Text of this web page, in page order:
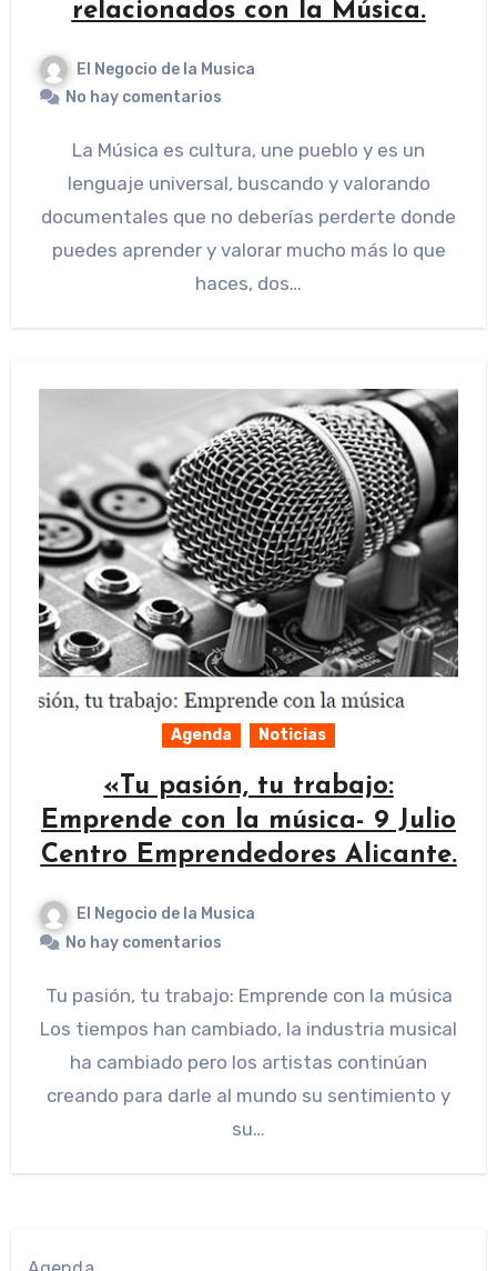
relacionados con la Música.
El Negocio de la Musica
No hay comentarios
La Música es cultura, une pueblo y es un
lenguaje universal, buscando y valorando
documentales que no deberías perderte donde
puedes aprender y valorar mucho más lo que
haces, dos…
Agenda Noticias
«Tu pasión, tu trabajo:
Emprende con la música- 9 Julio
Centro Emprendedores Alicante.
El Negocio de la Musica
No hay comentarios
Tu pasión, tu trabajo: Emprende con la música
Los tiempos han cambiado, la industria musical
ha cambiado pero los artistas continúan
creando para darle al mundo su sentimiento y
su…